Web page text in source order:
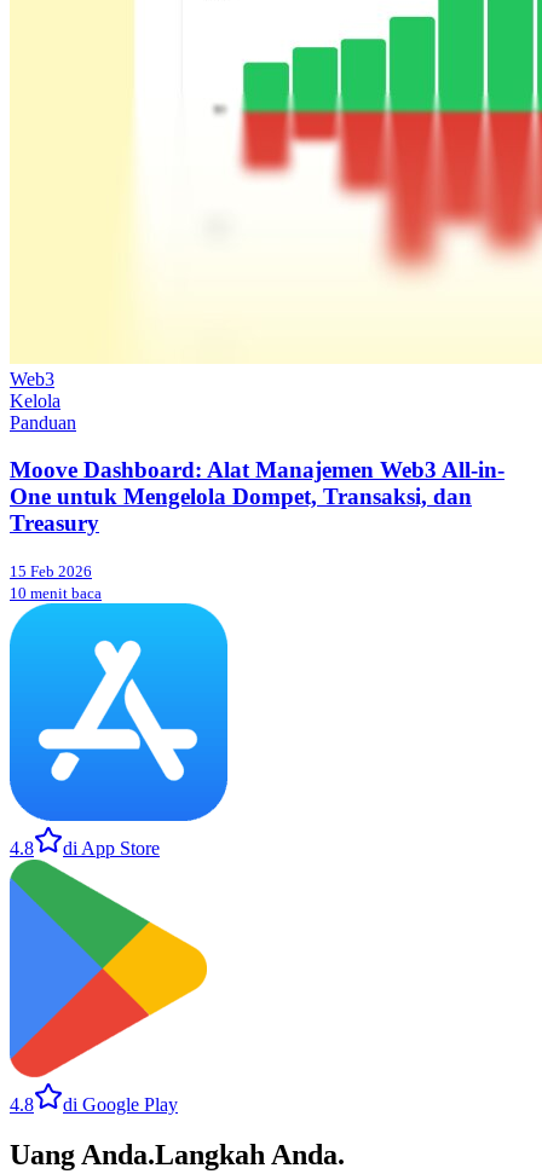
Web3
Kelola
Panduan
Moove Dashboard: Alat Manajemen Web3 All-in-
One untuk Mengelola Dompet, Transaksi, dan
Treasury
15 Feb 2026
10 menit baca
4.8 di App Store
4.8 di Google Play
Uang Anda.Langkah Anda.